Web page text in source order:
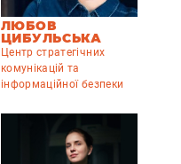
ЛЮБОВ
ЦИБУЛЬСЬКА
Центр стратегічних
комунікацій та
інформаційної безпеки